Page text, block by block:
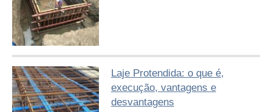
Laje Protendida: o que é,
execução, vantagens e
desvantagens